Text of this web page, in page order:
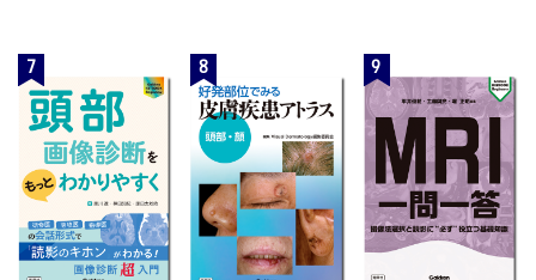
7 8 9